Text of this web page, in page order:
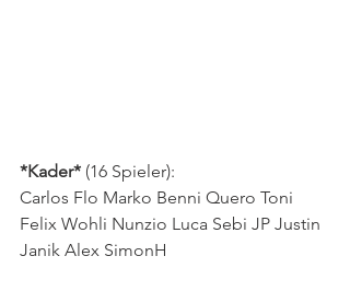
*Kader* (16 Spieler):
Carlos Flo Marko Benni Quero Toni
Felix Wohli Nunzio Luca Sebi JP Justin
Janik Alex SimonH